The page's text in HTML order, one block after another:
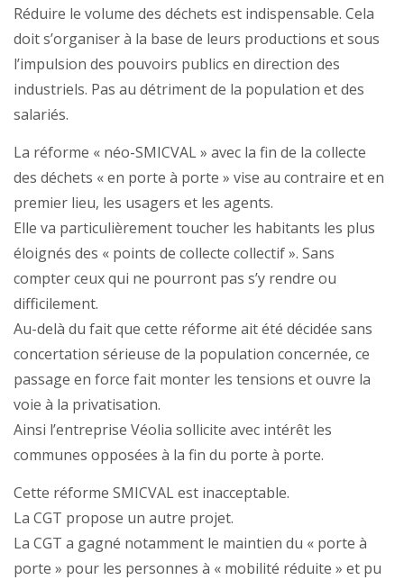
Réduire le volume des déchets est indispensable. Cela
doit s’organiser à la base de leurs productions et sous
l’impulsion des pouvoirs publics en direction des
industriels. Pas au détriment de la population et des
salariés.
La réforme « néo-SMICVAL » avec la fin de la collecte
des déchets « en porte à porte » vise au contraire et en
premier lieu, les usagers et les agents.
Elle va particulièrement toucher les habitants les plus
éloignés des « points de collecte collectif ». Sans
compter ceux qui ne pourront pas s’y rendre ou
difficilement.
Au-delà du fait que cette réforme ait été décidée sans
concertation sérieuse de la population concernée, ce
passage en force fait monter les tensions et ouvre la
voie à la privatisation.
Ainsi l’entreprise Véolia sollicite avec intérêt les
communes opposées à la fin du porte à porte.
Cette réforme SMICVAL est inacceptable.
La CGT propose un autre projet.
La CGT a gagné notamment le maintien du « porte à
porte » pour les personnes à « mobilité réduite » et pu